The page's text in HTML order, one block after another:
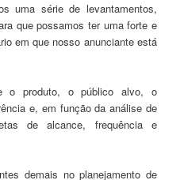
uma série de levantamentos,
que possamos ter uma forte e
em que nosso anunciante está
o produto, o público alvo, o
e, em função da análise de
de alcance, frequência e
demais no planejamento de